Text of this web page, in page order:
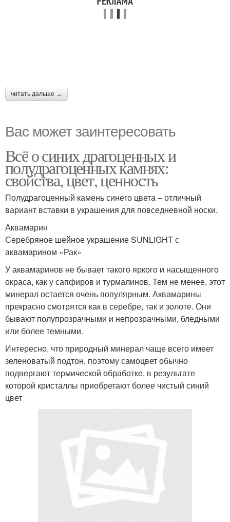
читать дальше →
Вас может заинтересовать
Всё о синих драгоценных и
полудрагоценных камнях:
свойства, цвет, ценность
Полудрагоценный камень синего цвета – отличный
вариант вставки в украшения для повседневной носки.
Аквамарин
Серебряное шейное украшение SUNLIGHT с
аквамарином «Рак»
У аквамаринов не бывает такого яркого и насыщенного
окраса, как у сапфиров и турмалинов. Тем не менее, этот
минерал остается очень популярным. Аквамарины
прекрасно смотрятся как в серебре, так и золоте. Они
бывают полупрозрачными и непрозрачными, бледными
или более темными.
Интересно, что природный минерал чаще всего имеет
зеленоватый подтон, поэтому самоцвет обычно
подвергают термической обработке, в результате
которой кристаллы приобретают более чистый синий
цвет